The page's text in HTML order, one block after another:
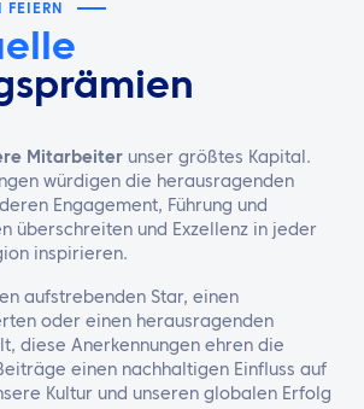
FEIERN
Mitarbeiter unser größtes Kapital.
würdigen die herausragenden
Engagement, Führung und
überschreiten und Exzellenz in jeder
inspirieren.
aufstrebenden Star, einen
oder einen herausragenden
diese Anerkennungen ehren die
einen nachhaltigen Einfluss auf
Kultur und unseren globalen Erfolg